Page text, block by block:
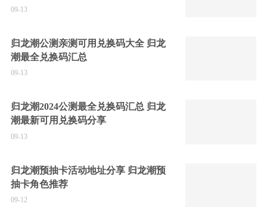
09-13
归龙潮公测亲测可用兑换码大全 归龙
潮最全兑换码汇总
09-13
归龙潮2024公测最全兑换码汇总 归龙
潮最新可用兑换码分享
09-13
归龙潮预抽卡活动地址分享 归龙潮预
抽卡角色推荐
09-12